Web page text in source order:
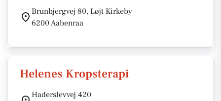
Brunbjergvej 80, Løjt Kirkeby
6200 Aabenraa
Helenes Kropsterapi
Haderslevvej 420